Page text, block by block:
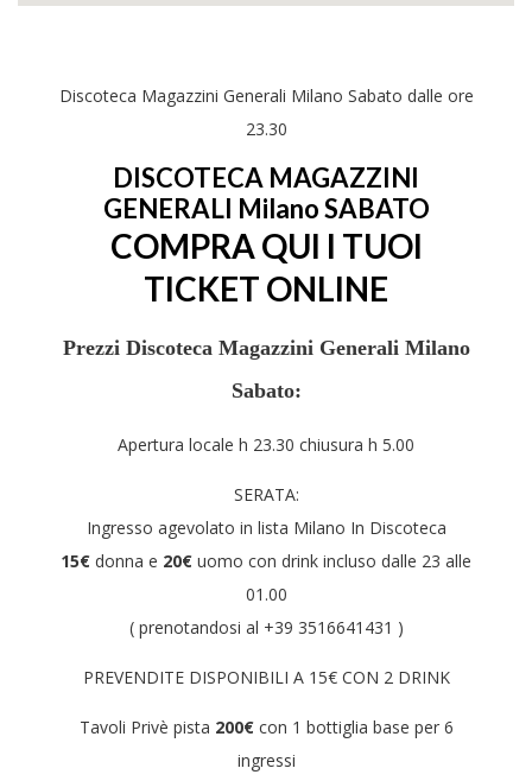
Discoteca Magazzini Generali Milano Sabato dalle ore
23.30
DISCOTECA MAGAZZINI
GENERALI Milano SABATO
COMPRA QUI I TUOI
TICKET ONLINE
Prezzi Discoteca Magazzini Generali Milano
Sabato:
Apertura locale h 23.30 chiusura h 5.00
SERATA:
Ingresso agevolato in lista Milano In Discoteca
15€ donna e 20€ uomo con drink incluso dalle 23 alle
01.00
( prenotandosi al +39 3516641431 )
PREVENDITE DISPONIBILI A 15€ CON 2 DRINK
Tavoli Privè pista 200€con 1 bottiglia base per 6
ingressi